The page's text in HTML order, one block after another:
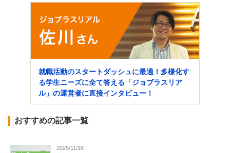
就職活動のスタートダッシュに最適！多様化す
る学生ニーズに全て答える「ジョブラスリア
ル」の運営者に直接インタビュー！
おすすめの記事一覧
2025/11/18